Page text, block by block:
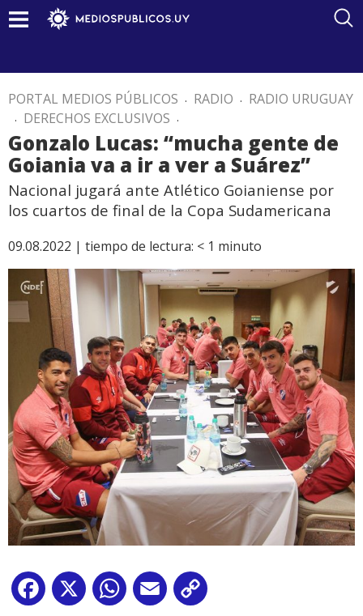
PORTAL MEDIOS PÚBLICOS . RADIO . RADIO URUGUAY
. DERECHOS EXCLUSIVOS .
Gonzalo Lucas: “mucha gente de
Goiania va a ir a ver a Suárez”
Nacional jugará ante Atlético Goianiense por
los cuartos de final de la Copa Sudamericana
09.08.2022 | tiempo de lectura: < 1 minuto
Facebook
X WhatsApp
Email